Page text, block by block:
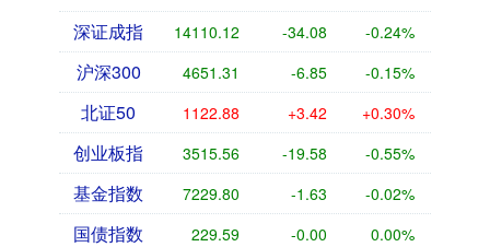
深证成指 14110.12 -34.08 -0.24%
沪深300 4651.31 -6.85 -0.15%
北证50 1122.88 +3.42 +0.30%
创业板指 3515.56 -19.58 -0.55%
基金指数 7229.80 -1.63 -0.02%
国债指数 229.59 -0.00 0.00%